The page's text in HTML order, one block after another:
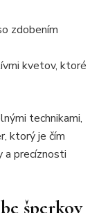
zdobením
kvetov, ktoré
technikami,
ktorý je čím
a precíznosti
šperkov